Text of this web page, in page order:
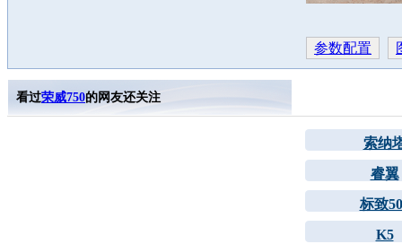
参数配置
看过荣威750的网友还关注
索纳
睿翼
标致
K5